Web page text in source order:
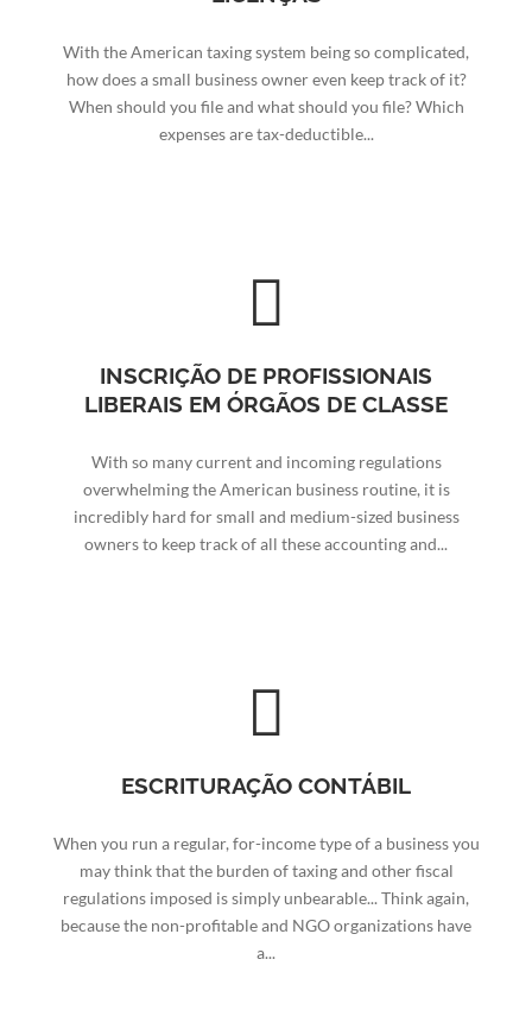
With the American taxing system being so complicated,
how does a small business owner even keep track of it?
When should you file and what should you file? Which
expenses are tax-deductible...
INSCRIÇÃO DE PROFISSIONAIS
LIBERAIS EM ÓRGÃOS DE CLASSE
With so many current and incoming regulations
overwhelming the American business routine, it is
incredibly hard for small and medium-sized business
owners to keep track of all these accounting and...
ESCRITURAÇÃO CONTÁBIL
When you run a regular, for-income type of a business you
may think that the burden of taxing and other fiscal
regulations imposed is simply unbearable... Think again,
because the non-profitable and NGO organizations have
a...